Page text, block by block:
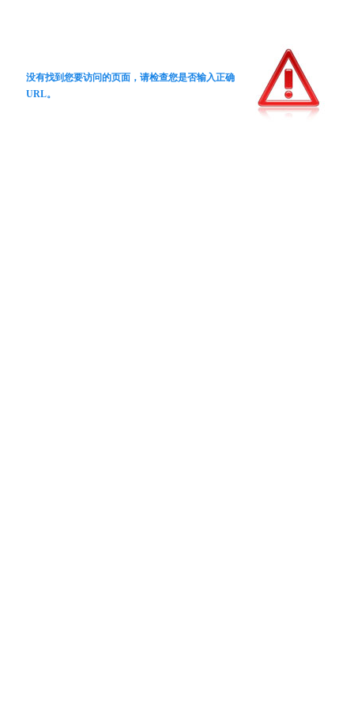
没有找到您要访问的页面，请检查您是否输入正确
URL。